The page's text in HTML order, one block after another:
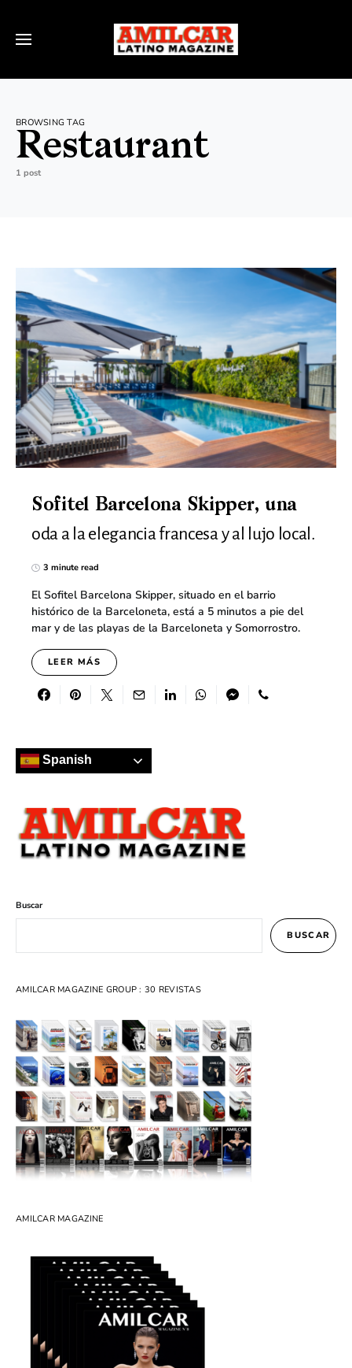
BROWSING TAG
Restaurant
1 post
Sofitel Barcelona Skipper, una
oda a la elegancia francesa y al lujo local.
3 minute read
El Sofitel Barcelona Skipper, situado en el barrio
histórico de la Barceloneta, está a 5 minutos a pie del
mar y de las playas de la Barceloneta y Somorrostro.
LEER MÁS
Spanish
Buscar
BUSCAR
AMILCAR MAGAZINE GROUP : 30 REVISTAS
AMILCAR MAGAZINE